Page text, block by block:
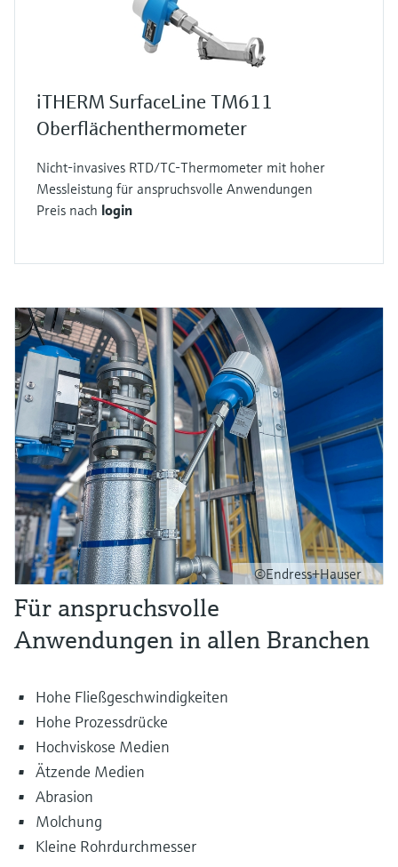
iTHERM SurfaceLine TM611
Oberflächenthermometer
Nicht-invasives RTD/TC-Thermometer mit hoher
Messleistung für anspruchsvolle Anwendungen
Preis nach login
©Endress+Hauser
Für anspruchsvolle
Anwendungen in allen Branchen
Hohe Fließgeschwindigkeiten
Hohe Prozessdrücke
Hochviskose Medien
Ätzende Medien
Abrasion
Molchung
Kleine Rohrdurchmesser